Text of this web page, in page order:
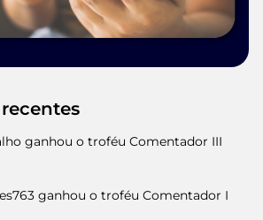
ganhou o troféu Comentador III
ganhou o troféu Comentador I